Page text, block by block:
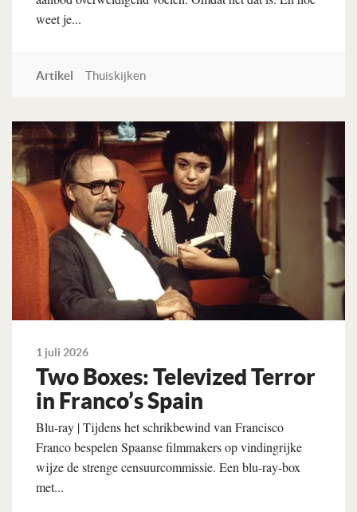
weet je...
Artikel Thuiskijken
Lees verder
1 juli 2026
Two Boxes: Televized Terror
in Franco’s Spain
Blu-ray | Tijdens het schrikbewind van Francisco
Franco bespelen Spaanse filmmakers op vindingrijke
wijze de strenge censuurcommissie. Een blu-ray-box
met...